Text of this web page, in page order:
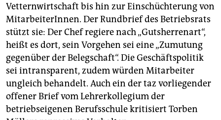
Vetternwirtschaft bis hin zur Einschüchterung von
MitarbeiterInnen. Der Rundbrief des Betriebsrats
stützt sie: Der Chef regiere nach „Gutsherrenart“,
heißt es dort, sein Vorgehen sei eine „Zumutung
gegenüber der Belegschaft“. Die Geschäftspolitik
sei intransparent, zudem würden Mitarbeiter
ungleich behandelt. Auch ein der taz vorliegender
offener Brief vom Lehrerkollegium der
betriebseigenen Berufsschule kritisiert Torben